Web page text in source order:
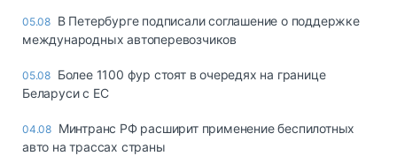
05.08 В Петербурге подписали соглашение о поддержке
международных автоперевозчиков
05.08 Более 1100 фур стоят в очередях на границе
Беларуси с ЕС
04.08 Минтранс РФ расширит применение беспилотных
авто на трассах страны